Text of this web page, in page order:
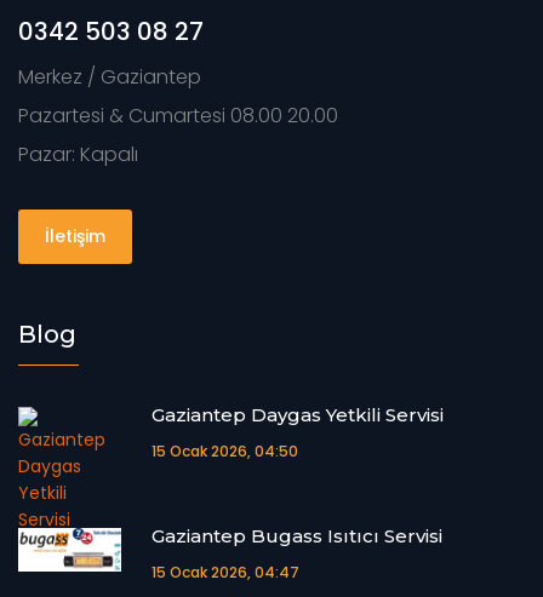
0342 503 08 27
Merkez / Gaziantep
Pazartesi & Cumartesi 08.00 20.00
Pazar: Kapalı
İletişim
Blog
Gaziantep Daygas Yetkili Servisi
15 Ocak 2026, 04:50
Gaziantep Bugass Isıtıcı Servisi
15 Ocak 2026, 04:47